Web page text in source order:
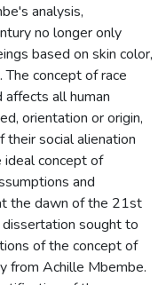
analysis,
no longer only
based on skin color,
concept of race
all human
orientation or origin,
their social alienation
concept of
and
the dawn of the 21st
sought to
of the concept of
from Achille Mbembe.